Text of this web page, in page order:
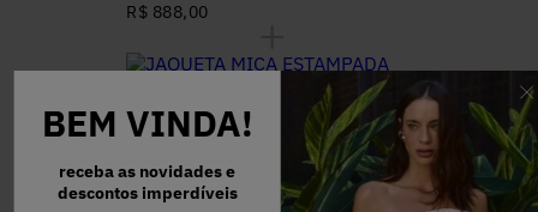
BEM VINDA!
receba as novidades e
descontos imperdíveis
R$ 888,00
PP P G
JAQUETA MICA ESTAMPADA
JACQUARD CITY